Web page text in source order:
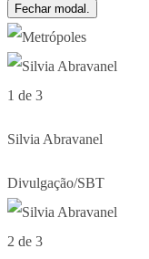
Fechar modal.
1 de 3
Silvia Abravanel
Divulgação/SBT
2 de 3